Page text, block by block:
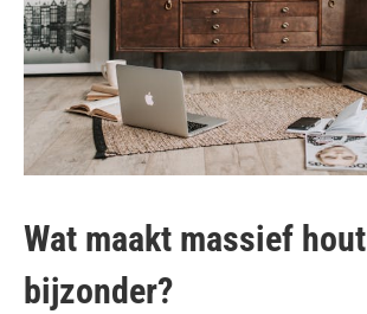
Wat maakt massief hout
bijzonder?